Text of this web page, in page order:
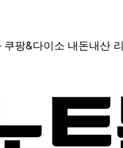
팡&다이소 내돈내산